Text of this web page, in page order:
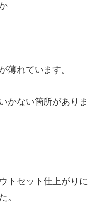
薄れています。
かない箇所がありま
トセット仕上がりに
。